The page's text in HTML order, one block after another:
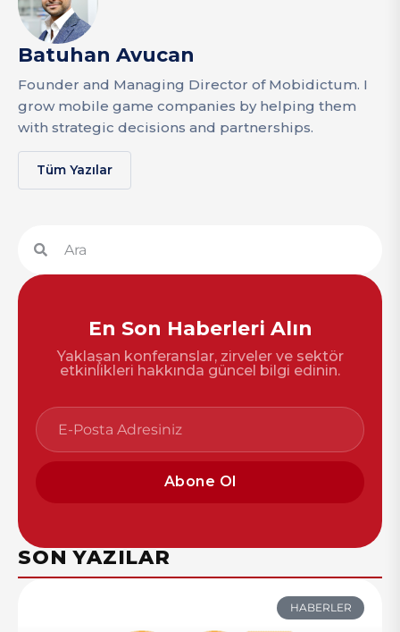
Batuhan Avucan
Founder and Managing Director of Mobidictum. I
grow mobile game companies by helping them
with strategic decisions and partnerships.
Tüm Yazılar
En Son Haberleri Alın
Yaklaşan konferanslar, zirveler ve sektör
etkinlikleri hakkında güncel bilgi edinin.
Abone Ol
SON YAZILAR
HABERLER